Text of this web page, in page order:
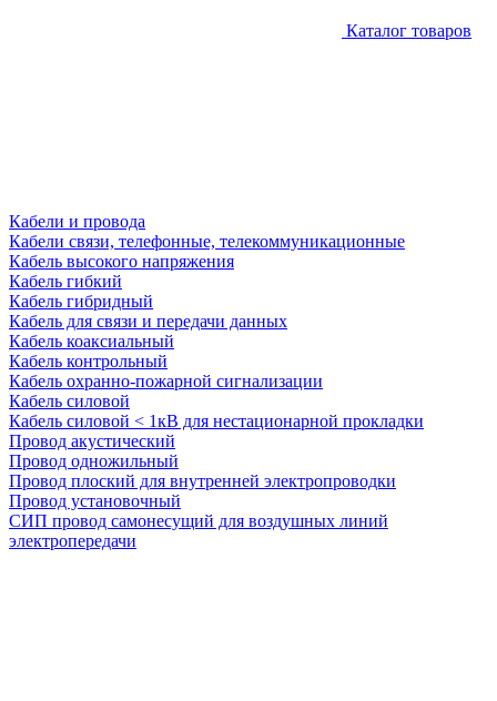
Каталог товаров
Кабели и провода
Кабели связи, телефонные, телекоммуникационные
Кабель высокого напряжения
Кабель гибкий
Кабель гибридный
Кабель для связи и передачи данных
Кабель коаксиальный
Кабель контрольный
Кабель охранно-пожарной сигнализации
Кабель силовой
Кабель силовой < 1кВ для нестационарной прокладки
Провод акустический
Провод одножильный
Провод плоский для внутренней электропроводки
Провод установочный
СИП провод самонесущий для воздушных линий
электропередачи